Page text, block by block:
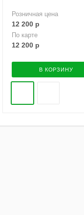
Розничная цена
12 200 р
По карте
12 200 р
В КОРЗИНУ